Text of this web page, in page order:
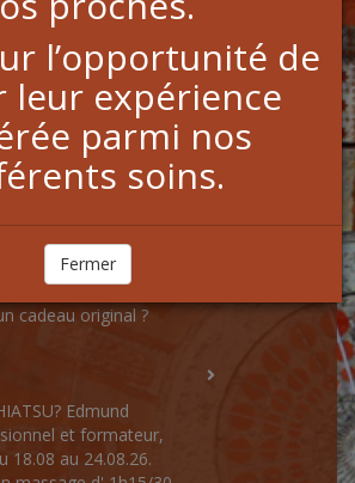
VOTRE
cadeau original ?
Edmund
et formateur,
18.08 au 24.08.26.
l’opportunité de
leur expérience
parmi nos
soins.
Fermer